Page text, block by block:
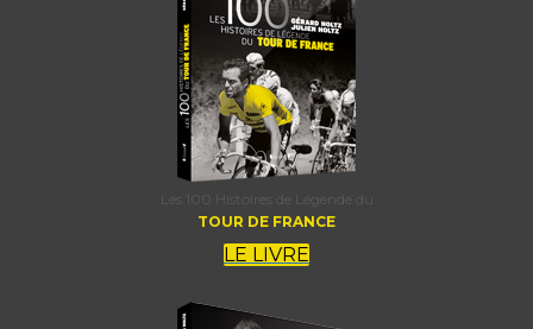
Les 100 Histoires de Légende du
TOUR DE FRANCE
LE LIVRE